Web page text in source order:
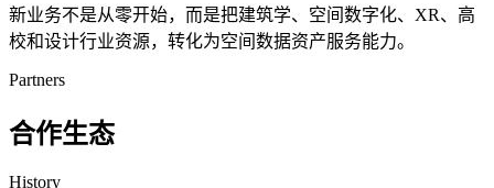
新业务不是从零开始，而是把建筑学、空间数字化、XR、高
校和设计行业资源，转化为空间数据资产服务能力。
Partners
合作生态
History